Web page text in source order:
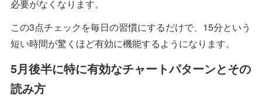
必要がなくなります。
この3点チェックを毎日の習慣にするだけで、15分という
短い時間が驚くほど有効に機能するようになります。
5月後半に特に有効なチャートパターンとその
読み方